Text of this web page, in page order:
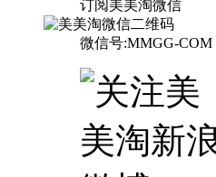
订阅美美淘微信
微信号:MMGG-COM